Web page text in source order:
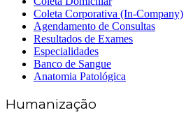
Coleta Corporativa (In-Company)
Agendamento de Consultas
Resultados de Exames
Especialidades
Banco de Sangue
Anatomia Patológica
Humanização